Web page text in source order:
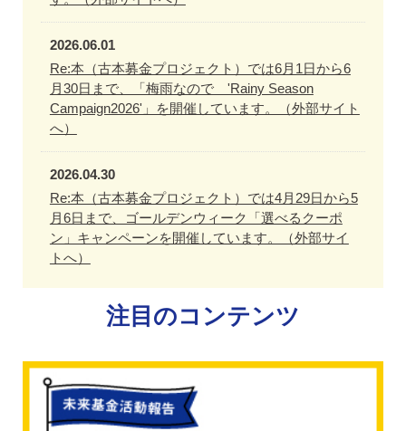
2026.06.01
Re:本（古本募金プロジェクト）では6月1日から6
月30日まで、「梅雨なので 'Rainy Season
Campaign2026'」を開催しています。（外部サイト
へ）
2026.04.30
Re:本（古本募金プロジェクト）では4月29日から5
月6日まで、ゴールデンウィーク「選べるクーポ
ン」キャンペーンを開催しています。（外部サイ
トへ）
注目のコンテンツ